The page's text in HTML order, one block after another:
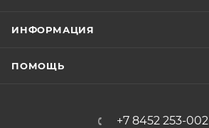
ИНФОРМАЦИЯ
ПОМОЩЬ
+7 8452 253-002